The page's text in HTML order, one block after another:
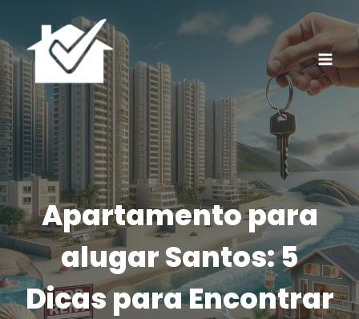
o
Conteúdo
Apartamento para
alugar Santos: 5
Dicas para Encontrar